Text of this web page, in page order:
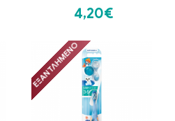
4,20€
ΕΞΑΝΤΛΗΜΈΝΟ